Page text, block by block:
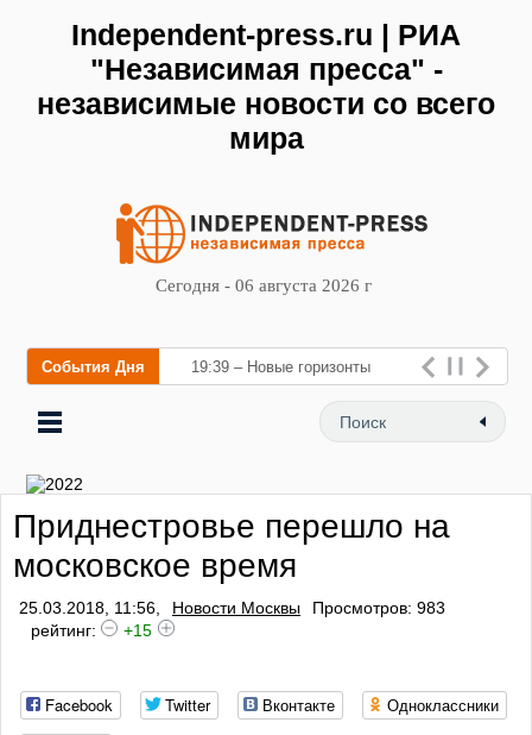
Independent-press.ru | РИА
"Независимая пресса" -
независимые новости со всего
мира
Сегодня - 06 августа 2026 г
События Дня 19:39 – Новые горизонты
флебологии: в Москве
открылся «Городской центр
Приднестровье перешло на
московское время
25.03.2018, 11:56, Новости Москвы
Просмотров: 983
рейтинг:
+15
Facebook Twitter Вконтакте
Одноклассники